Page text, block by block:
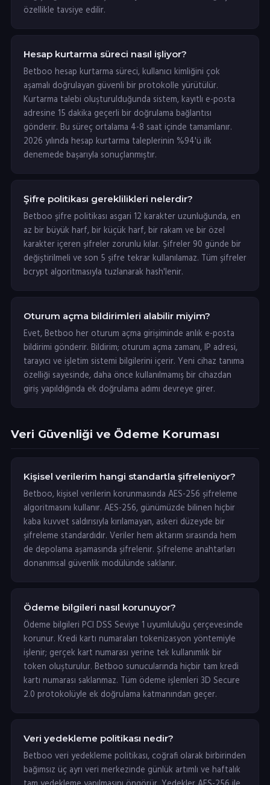
özellikle tavsiye edilir.
Hesap kurtarma süreci nasıl işliyor?
Betboo hesap kurtarma süreci, kullanıcı kimliğini çok
aşamalı doğrulayan güvenli bir protokolle yürütülür.
Kurtarma talebi oluşturulduğunda sistem, kayıtlı e-posta
adresine 15 dakika geçerli bir doğrulama bağlantısı
gönderir. Bu süreç ortalama 4-8 saat içinde tamamlanır.
2026 yılında hesap kurtarma taleplerinin %94'ü ilk
denemede başarıyla sonuçlanmıştır.
Şifre politikası gereklilikleri nelerdir?
Betboo şifre politikası asgari 12 karakter uzunluğunda, en
az bir büyük harf, bir küçük harf, bir rakam ve bir özel
karakter içeren şifreler zorunlu kılar. Şifreler 90 günde bir
değiştirilmeli ve son 5 şifre tekrar kullanılamaz. Tüm şifreler
bcrypt algoritmasıyla tuzlanarak hash'lenir.
Oturum açma bildirimleri alabilir miyim?
Evet, Betboo her oturum açma girişiminde anlık e-posta
bildirimi gönderir. Bildirim; oturum açma zamanı, IP adresi,
tarayıcı ve işletim sistemi bilgilerini içerir. Yeni cihaz tanıma
özelliği sayesinde, daha önce kullanılmamış bir cihazdan
giriş yapıldığında ek doğrulama adımı devreye girer.
Veri Güvenliği ve Ödeme Koruması
Kişisel verilerim hangi standartla şifreleniyor?
Betboo, kişisel verilerin korunmasında AES-256 şifreleme
algoritmasını kullanır. AES-256, günümüzde bilinen hiçbir
kaba kuvvet saldırısıyla kırılamayan, askeri düzeyde bir
şifreleme standardıdır. Veriler hem aktarım sırasında hem
de depolama aşamasında şifrelenir. Şifreleme anahtarları
donanımsal güvenlik modülünde saklanır.
Ödeme bilgileri nasıl korunuyor?
Ödeme bilgileri PCI DSS Seviye 1 uyumluluğu çerçevesinde
korunur. Kredi kartı numaraları tokenizasyon yöntemiyle
işlenir; gerçek kart numarası yerine tek kullanımlık bir
token oluşturulur. Betboo sunucularında hiçbir tam kredi
kartı numarası saklanmaz. Tüm ödeme işlemleri 3D Secure
2.0 protokolüyle ek doğrulama katmanından geçer.
Veri yedekleme politikası nedir?
Betboo veri yedekleme politikası, coğrafi olarak birbirinden
bağımsız üç ayrı veri merkezinde günlük artımlı ve haftalık